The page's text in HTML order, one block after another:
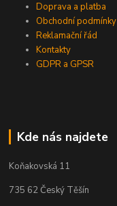
Doprava a platba
Obchodní podmínky
Reklamační řád
Kontakty
GDPR a GPSR
Kde nás najdete
Koňakovská 11
735 62 Český Těšín